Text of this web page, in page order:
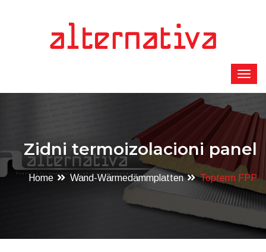
Zidni termoizolacioni panel
Home Wand-Wärmedämmplatten Topterm FPP